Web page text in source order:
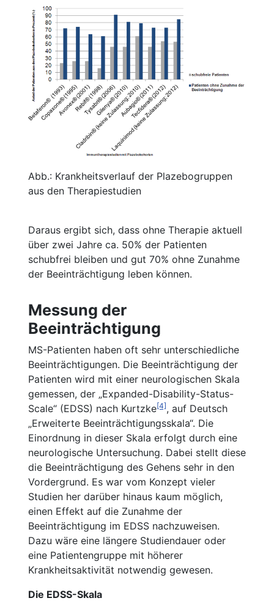
Abb.: Krankheitsverlauf der Plazebogruppen
aus den Therapiestudien
Daraus ergibt sich, dass ohne Therapie aktuell
über zwei Jahre ca. 50% der Patienten
schubfrei bleiben und gut 70% ohne Zunahme
der Beeinträchtigung leben können.
Messung der
Beeinträchtigung
MS-Patienten haben oft sehr unterschiedliche
Beeinträchtigungen. Die Beeinträchtigung der
Patienten wird mit einer neurologischen Skala
gemessen, der „Expanded-Disability-Status-
Scale“ (EDSS) nach Kurtzke[4], auf Deutsch
„Erweiterte Beeinträchtigungsskala“. Die
Einordnung in dieser Skala erfolgt durch eine
neurologische Untersuchung. Dabei stellt diese
die Beeinträchtigung des Gehens sehr in den
Vordergrund. Es war vom Konzept vieler
Studien her darüber hinaus kaum möglich,
einen Effekt auf die Zunahme der
Beeinträchtigung im EDSS nachzuweisen.
Dazu wäre eine längere Studiendauer oder
eine Patientengruppe mit höherer
Krankheitsaktivität notwendig gewesen.
Die EDSS-Skala